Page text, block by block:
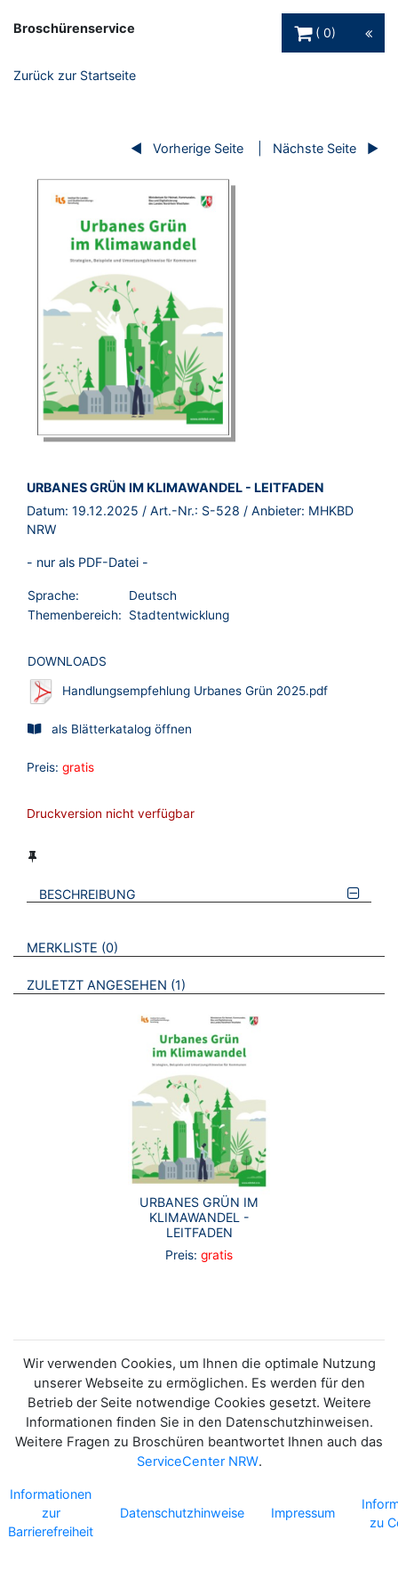
Broschürenservice
0
Zurück zur Startseite
Vorherige Seite Nächste Seite
BROSCHÜRE:
URBANES GRÜN IM KLIMAWANDEL - LEITFADEN
Datum: 19.12.2025 / Art.-Nr.: S-528 / Anbieter: MHKBD
NRW
- nur als PDF-Datei -
Sprache:
Deutsch
Themenbereich:
Stadtentwicklung
DOWNLOADS
Handlungsempfehlung Urbanes Grün 2025.pdf
als Blätterkatalog öffnen
Preis: gratis
Druckversion nicht verfügbar
BESCHREIBUNG
VERWEISE AUF VERMERKTE- ODER ZULETZT ANGESEHENE
MERKLISTE 0 BROSCHÜREN
ZULETZT ANGESEHEN 1 BROSCHÜREN
URBANES GRÜN IM
KLIMAWANDEL -
LEITFADEN
Preis: gratis
Wir verwenden Cookies, um Ihnen die optimale Nutzung
unserer Webseite zu ermöglichen. Es werden für den
Betrieb der Seite notwendige Cookies gesetzt. Weitere
Informationen finden Sie in den Datenschutzhinweisen.
Weitere Fragen zu Broschüren beantwortet Ihnen auch das
ServiceCenter NRW.
Informationen
zur
Barrierefreiheit
Datenschutzhinweise Impressum
zu